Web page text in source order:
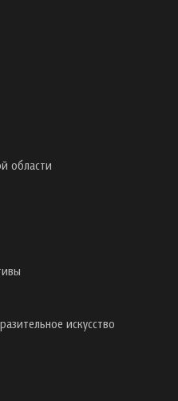
области
искусство